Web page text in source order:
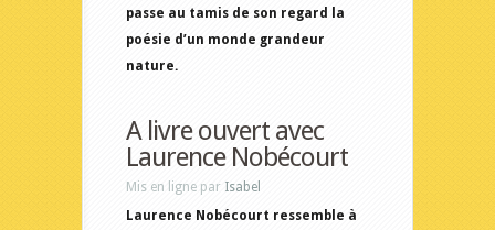
passe au tamis de son regard la
poésie d’un monde grandeur
nature.
A livre ouvert avec
Laurence Nobécourt
Mis en ligne par Isabel
Laurence Nobécourt ressemble à